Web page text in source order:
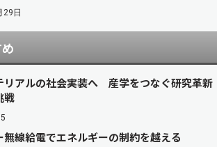
29日
リアルの社会実装へ 産学をつなぐ研究革新
戦
無線給電でエネルギーの制約を越える